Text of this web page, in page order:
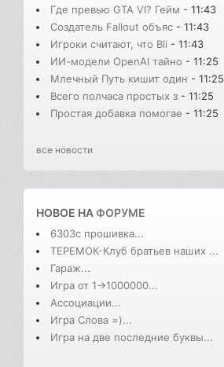
Где превью GTA VI? Гейм - 11:43
Создатель Fallout объяс - 11:43
Игроки считают, что Bli - 11:43
ИИ-модели OpenAI тайно - 11:25
Млечный Путь кишит один - 11:25
Всего полчаса простых з - 11:25
Простая добавка помогае - 11:25
все новости
НОВОЕ НАФОРУМЕ
6303с прошивка...
ТЕРЕМОК-Клуб братьев наших ...
Гараж...
Игра от 1->1000000...
Ассоциации...
Игра Слова =)...
Игра на две последние буквы...